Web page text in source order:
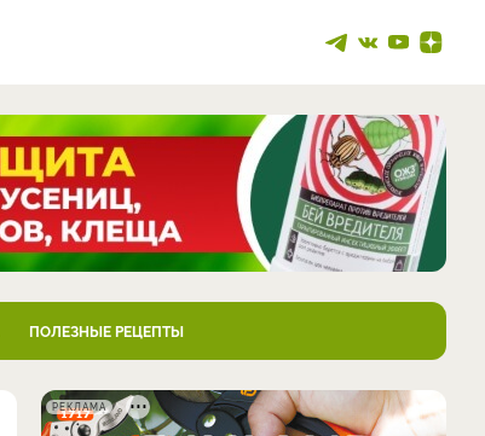
ПОЛЕЗНЫЕ РЕЦЕПТЫ
РЕКЛАМА